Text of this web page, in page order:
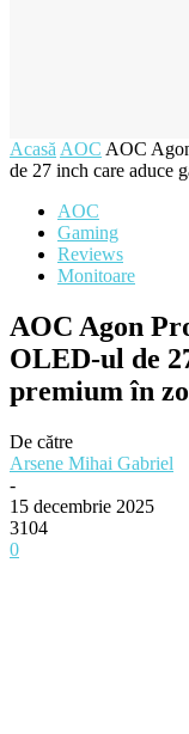
Acasă AOC AOC
de 27 inch care aduce
AOC
Gaming
Reviews
Monitoare
AOC Agon
OLED-ul de
premium în
De către
Arsene Mihai Gabriel
-
15 decembrie 2025
3104
0